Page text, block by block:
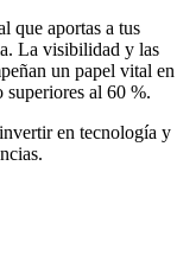
que aportas a tus
La visibilidad y las
un papel vital en
superiores al 60 %.
en tecnología y